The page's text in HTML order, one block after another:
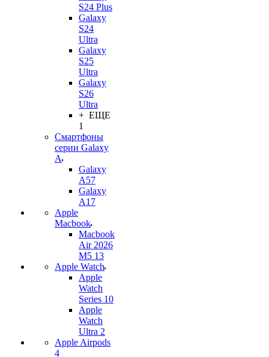
S24 Plus
Galaxy
S24
Ultra
Galaxy
S25
Ultra
Galaxy
S26
Ultra
+ ЕЩЕ
1
Смартфоны
серии Galaxy
A
Galaxy
A57
Galaxy
A17
Apple
Macbook
Macbook
Air 2026
M5 13
Apple Watch
Apple
Watch
Series 10
Apple
Watch
Ultra 2
Apple Airpods
4